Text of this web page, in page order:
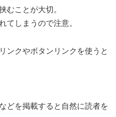
むことが大切。
てしまうので注意。
ンクやボタンリンクを使うと
どを掲載すると自然に読者を